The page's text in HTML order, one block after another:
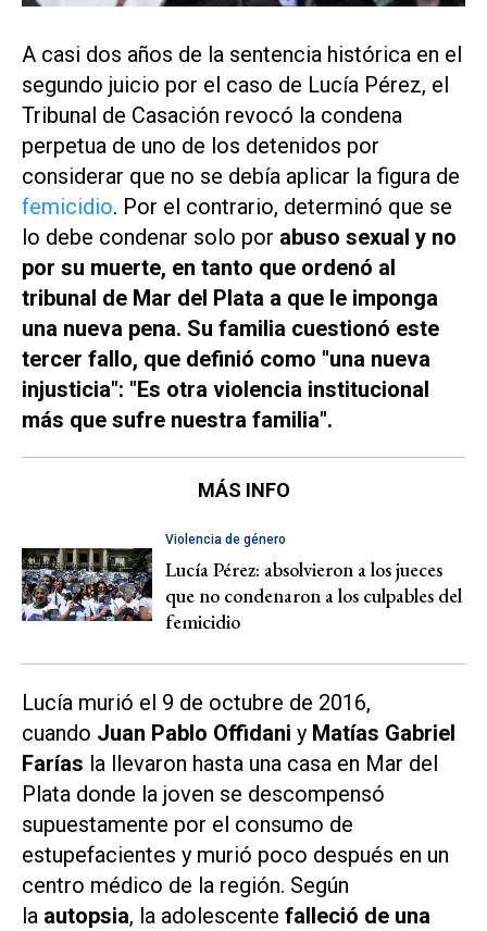
A casi dos años de la sentencia histórica en el
segundo juicio por el caso de Lucía Pérez, el
Tribunal de Casación revocó la condena
perpetua de uno de los detenidos por
considerar que no se debía aplicar la figura de
femicidio. Por el contrario, determinó que se
lo debe condenar solo por abuso sexual y no
por su muerte, en tanto que ordenó al
tribunal de Mar del Plata a que le imponga
una nueva pena. Su familia cuestionó este
tercer fallo, que definió como "una nueva
injusticia": "Es otra violencia institucional
más que sufre nuestra familia".
MÁS INFO
Violencia de género
Lucía Pérez: absolvieron a los jueces
que no condenaron a los culpables del
femicidio
Lucía murió el 9 de octubre de 2016,
cuando Juan Pablo Offidani y Matías Gabriel
Farías la llevaron hasta una casa en Mar del
Plata donde la joven se descompensó
supuestamente por el consumo de
estupefacientes y murió poco después en un
centro médico de la región. Según
la autopsia, la adolescente falleció de una